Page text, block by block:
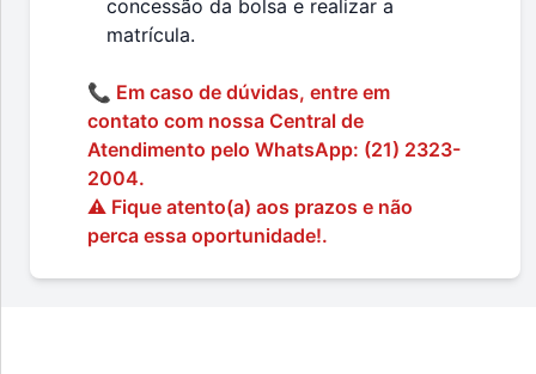
concessão da bolsa e realizar a
matrícula.
📞 Em caso de dúvidas, entre em
contato com nossa Central de
Atendimento pelo WhatsApp: (21) 2323-
2004.
⚠️ Fique atento(a) aos prazos e não
perca essa oportunidade!.